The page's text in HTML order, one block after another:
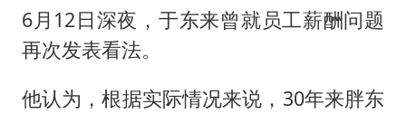
6月12日深夜，于东来曾就员工薪酬问题
再次发表看法。
他认为，根据实际情况来说，30年来胖东